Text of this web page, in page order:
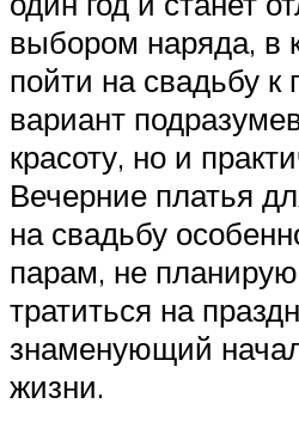
выбором наряда, в
пойти на свадьбу к
вариант
красоту, но и
Вечерние платья
на свадьбу
парам, не
тратиться на
знаменующий
жизни.